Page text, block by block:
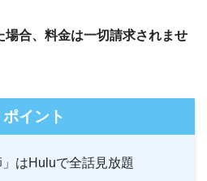
合、料金は一切請求されませ
ポイント
はHuluで全話見放題